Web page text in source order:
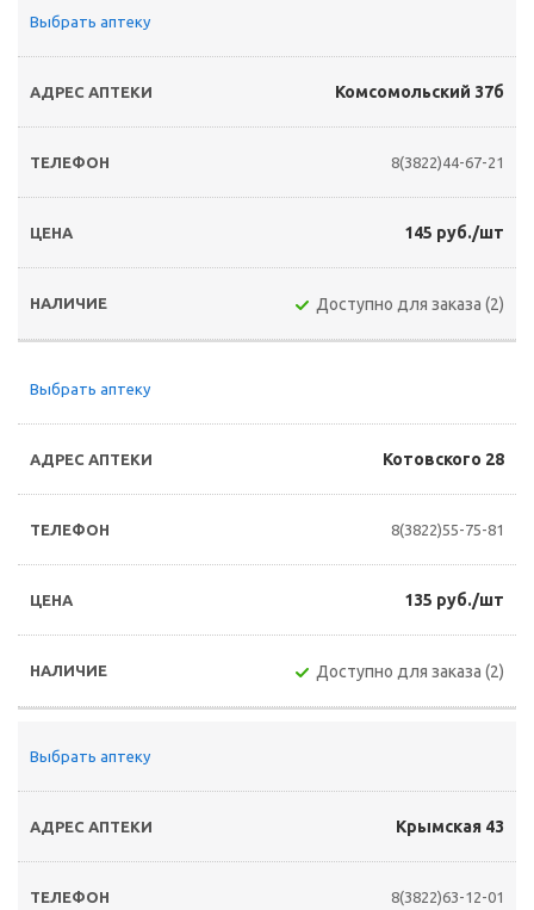
Выбрать аптеку
Комсомольский 37б
8(3822)44-67-21
145 руб./шт
Доступно для заказа (2)
Выбрать аптеку
Котовского 28
8(3822)55-75-81
135 руб./шт
Доступно для заказа (2)
Выбрать аптеку
Крымская 43
8(3822)63-12-01